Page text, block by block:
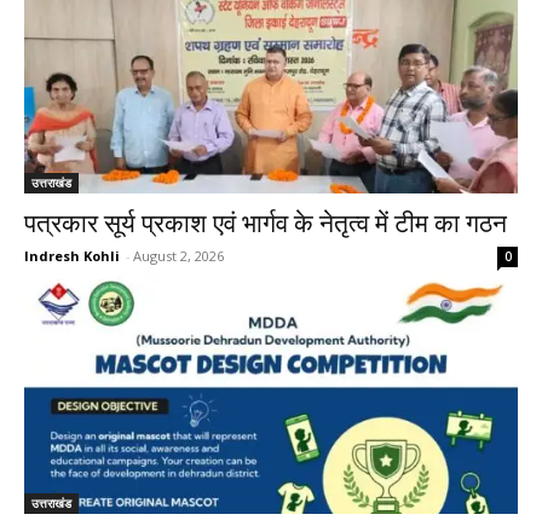
उत्तराखंड
पत्रकार सूर्य प्रकाश एवं भार्गव के नेतृत्व में टीम का गठन
Indresh Kohli - August 2, 2026 0
उत्तराखंड